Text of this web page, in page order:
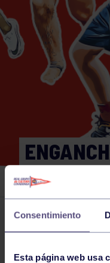
Consentimiento
Esta página web usa
DEPORTE